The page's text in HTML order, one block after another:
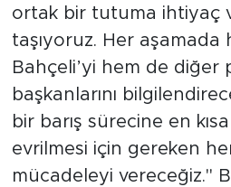
ortak bir tutuma ihtiyaç
taşıyoruz. Her aşamada
Bahçeli’yi hem de diğer
başkanlarını
bir barış sürecine en
evrilmesi için gereken
mücadeleyi vereceğiz."